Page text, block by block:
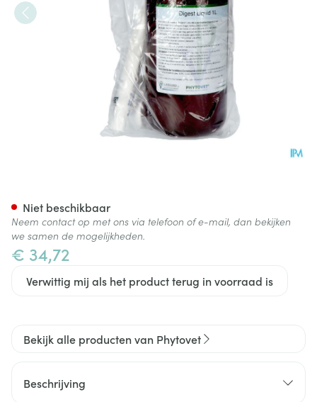
€ 34,72
Verwittig mij als het product terug in voorraad is
Niet beschikbaar
Neem contact op met ons via telefoon of e-mail, dan bekijken
we samen de mogelijkheden.
Bekijk alle producten van Phytovet
Beschrijving